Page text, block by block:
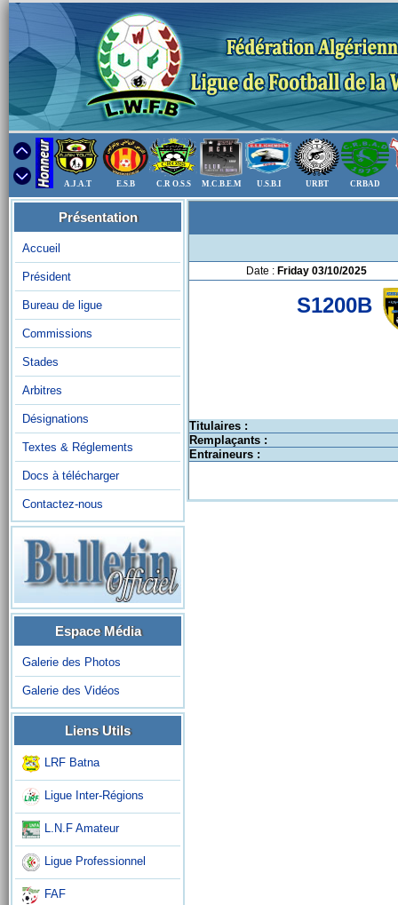
A.J.A.T E.S.B C.R O.S.S M.C.B.E.M U.S.B.I URBT CRBAD
Présentation
Accueil
Président
Bureau de ligue
Commissions
Stades
Arbitres
Désignations
Textes & Réglements
Docs à télécharger
Contactez-nous
Espace Média
Galerie des Photos
Galerie des Vidéos
Liens Utils
LRF Batna
Ligue Inter-Régions
L.N.F Amateur
Ligue Professionnel
FAF
Date : Friday 03/10/2025
S1200B
Titulaires :
Remplaçants :
Entraineurs :